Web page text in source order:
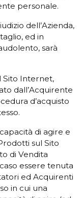
personale.
dell’Azienda,
ed in
sarà
Sito Internet,
dall’Acquirente
d’acquisto
di agire e
sul Sito
di Vendita
essere tenuta
ed Acquirenti
in cui una